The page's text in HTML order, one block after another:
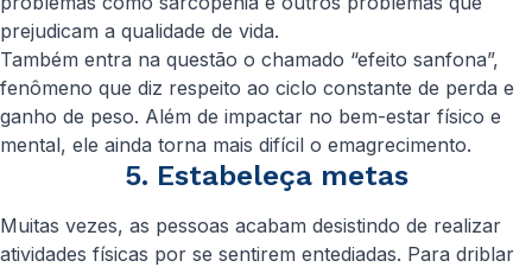
prejudicam a qualidade de vida.
Também entra na questão o chamado “efeito sanfona”,
fenômeno que diz respeito ao ciclo constante de perda e
ganho de peso. Além de impactar no bem-estar físico e
mental, ele ainda torna mais difícil o emagrecimento.
5. Estabeleça metas
Muitas vezes, as pessoas acabam desistindo de realizar
atividades físicas por se sentirem entediadas. Para driblar